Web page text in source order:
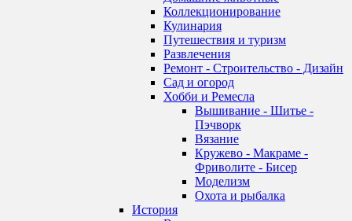
Коллекционирование
Кулинария
Путешествия и туризм
Развлечения
Ремонт - Строительство - Дизайн
Сад и огород
Хобби и Ремесла
Вышивание - Шитье -
Пэчворк
Вязание
Кружево - Макраме -
Фриволите - Бисер
Моделизм
Охота и рыбалка
История